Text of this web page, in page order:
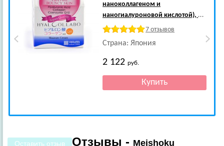
наноколлагеном и
наногиалуроновой кислотой), 48
гр.
7 отзывов
Страна: Япония
2 122руб.
Оставить отзыв Отзывы - Meishoku